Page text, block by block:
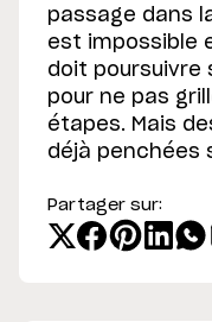
passage dans
est impossible
doit poursuivre
pour ne pas
étapes. Mais
déjà penchées
Partager sur: